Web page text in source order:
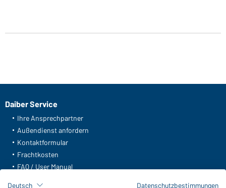
Daiber Service
Ihre Ansprechpartner
Außendienst anfordern
Kontaktformular
Frachtkosten
FAQ / User Manual
Deutsch
Datenschutzbestimmungen